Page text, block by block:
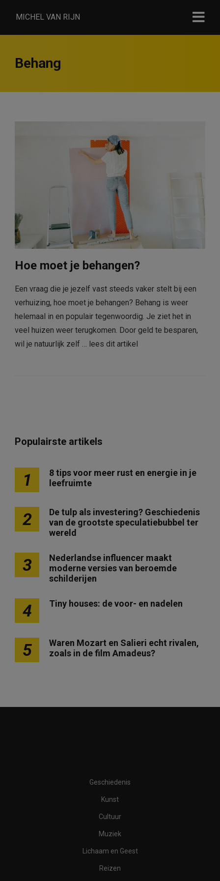
MICHEL VAN RIJN
Behang
Hoe moet je behangen?
Een vraag die je jezelf vast steeds vaker stelt bij een
verhuizing, hoe moet je behangen? Behang is weer
helemaal in en populair tegenwoordig. Je ziet het in
veel huizen weer terugkomen. Door geld te besparen,
wil je natuurlijk zelf … lees dit artikel
Populairste artikels
1
8 tips voor meer rust en energie in je
leefruimte
2
De tulp als investering? Geschiedenis
van de grootste speculatiebubbel ter
wereld
3
Nederlandse influencer maakt
moderne versies van beroemde
schilderijen
4 Tiny houses: de voor- en nadelen
5
Waren Mozart en Salieri echt rivalen,
zoals in de film Amadeus?
Geschiedenis
Kunst
Cultuur
Muziek
Lichaam en Geest
Reizen